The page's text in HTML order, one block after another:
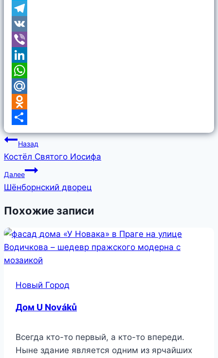
Link
Skype
Telegram
VK
Viber
LinkedIn
WhatsApp
Mail.Ru
Odnoklassniki
Отправить
Навигация
по
записям
Назад
Костёл Святого Иосифа
Далее
Шёнборнский дворец
Похожие записи
Новый Город
Дом U Nováků
Всегда кто-то первый, а кто-то впереди.
Ныне здание является одним из ярчайших